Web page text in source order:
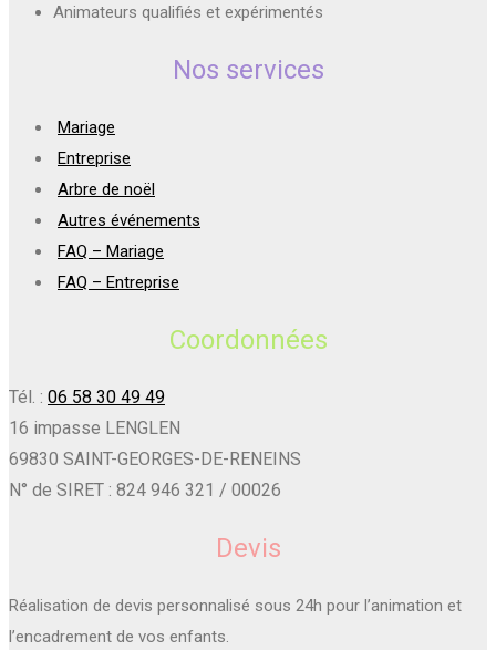
Animateurs qualifiés et expérimentés
Nos services
Mariage
Entreprise
Arbre de noël
Autres événements
FAQ – Mariage
FAQ – Entreprise
Coordonnées
Tél. : 06 58 30 49 49
16 impasse LENGLEN
69830 SAINT-GEORGES-DE-RENEINS
N° de SIRET : 824 946 321 / 00026
Devis
Réalisation de devis personnalisé sous 24h pour l’animation et
l’encadrement de vos enfants.